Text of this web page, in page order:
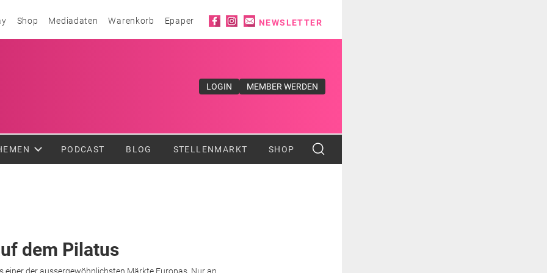
Shop Mediadaten Warenkorb Epaper Social iconsNEWSLETTER
LOGIN MEMBER WERDEN
PODCAST BLOG STELLENMARKT SHOP
dem Pilatus